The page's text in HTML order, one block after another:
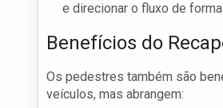
e direcionar o fluxo de
Benefícios do
Os pedestres também são
veículos, mas abrangem: